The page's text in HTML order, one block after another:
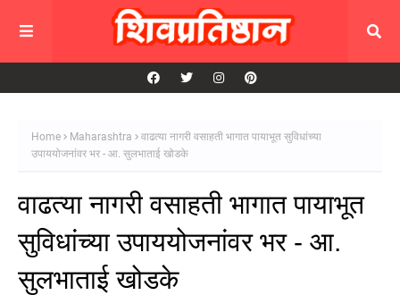
Home Maharashtra
वाढत्या नागरी वसाहती भागात पायाभूत सुविधांच्या
उपाययोजनांवर भर - आ. सुलभाताई खोडके
वाढत्या नागरी वसाहती भागात पायाभूत
सुविधांच्या उपाययोजनांवर भर - आ.
सुलभाताई खोडके